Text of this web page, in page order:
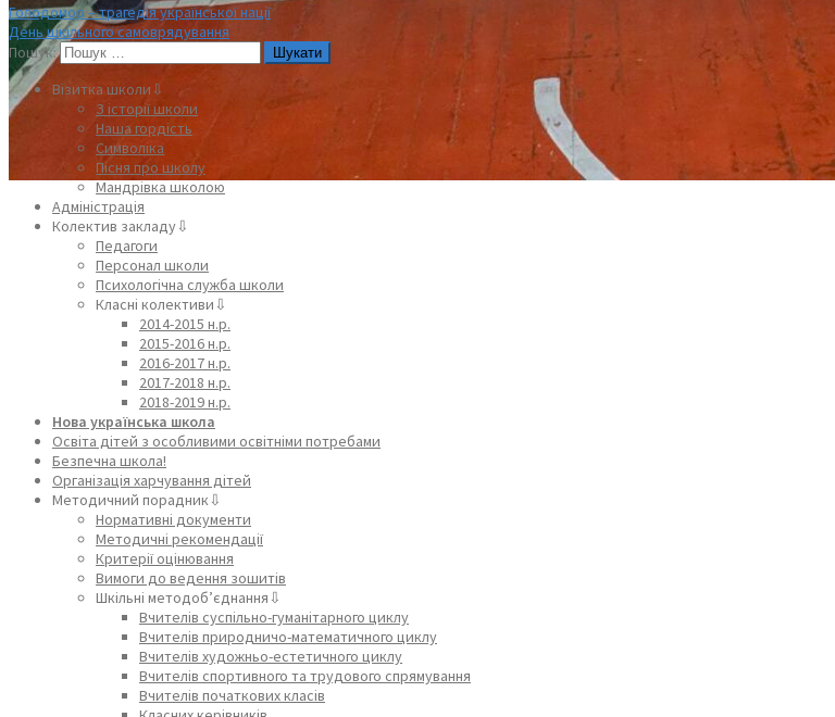
Голодомор – трагедія української нації
День шкільного самоврядування
Пошук:
Візитка школи⇩
З історії школи
Наша гордість
Символіка
Пісня про школу
Мандрівка школою
Адміністрація
Колектив закладу⇩
Педагоги
Персонал школи
Психологічна служба школи
Класні колективи⇩
2014-2015 н.р.
2015-2016 н.р.
2016-2017 н.р.
2017-2018 н.р.
2018-2019 н.р.
Нова українська школа
Освіта дітей з особливими освітніми потребами
Безпечна школа!
Організація харчування дітей
Методичний порадник⇩
Нормативні документи
Методичні рекомендації
Критерії оцінювання
Вимоги до ведення зошитів
Шкільні методоб’єднання⇩
Вчителів суспільно-гуманітарного циклу
Вчителів природничо-математичного циклу
Вчителів художньо-естетичного циклу
Вчителів спортивного та трудового спрямування
Вчителів початкових класів